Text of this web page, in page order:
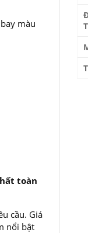
màu
toàn
cầu. Giá
nổi bật